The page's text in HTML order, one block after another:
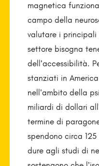
magnetica
campo della
valutare i principali
settore bisogna
dell’accessibilità.
stanziati in
nell’ambito della
miliardi di dollari
termine di
spendono circa
dure agli studi di